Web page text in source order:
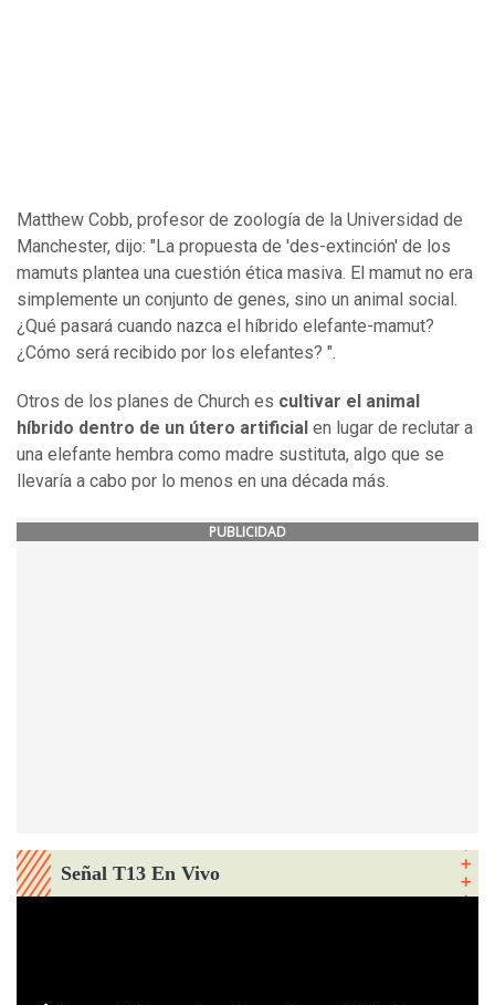
Matthew Cobb, profesor de zoología de la Universidad de
Manchester, dijo: "La propuesta de 'des-extinción' de los
mamuts plantea una cuestión ética masiva. El mamut no era
simplemente un conjunto de genes, sino un animal social.
¿Qué pasará cuando nazca el híbrido elefante-mamut?
¿Cómo será recibido por los elefantes? ".
Otros de los planes de Church es cultivar el animal
híbrido dentro de un útero artificial en lugar de reclutar a
una elefante hembra como madre sustituta, algo que se
llevaría a cabo por lo menos en una década más.
PUBLICIDAD
Señal T13 En Vivo